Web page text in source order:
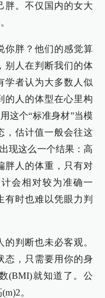
胖。不仅国内的女大
你胖？他们的感觉算
别人在判断我们的体
学者认为大多数人似
的人的体型在心里构
这个“标准身材”当模
，估计值一般会往这
现这么一个结果：高
胖人的体重，只有对
会相对较为准确一
有时也难以凭眼力判
判断也未必客观。
态，只需要用你的身
(BMI)就知道了。公
。